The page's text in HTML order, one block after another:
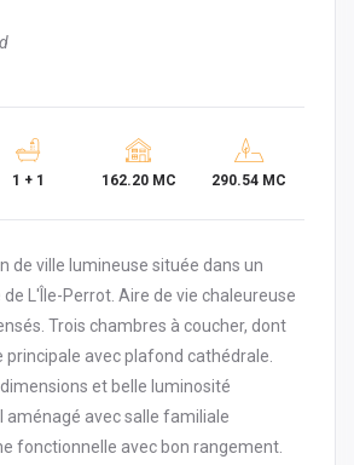
1 + 1 162.20 MC 290.54 MC
de ville lumineuse située dans un
L'Île-Perrot. Aire de vie chaleureuse
Trois chambres à coucher, dont
principale avec plafond cathédrale.
et belle luminosité
aménagé avec salle familiale
fonctionnelle avec bon rangement.